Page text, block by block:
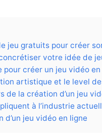
jeu gratuits pour créer
votre idée de
créer un jeu vidéo
artistique et le level
la création d’un jeu
à l’industrie
d’un jeu vidéo en ligne